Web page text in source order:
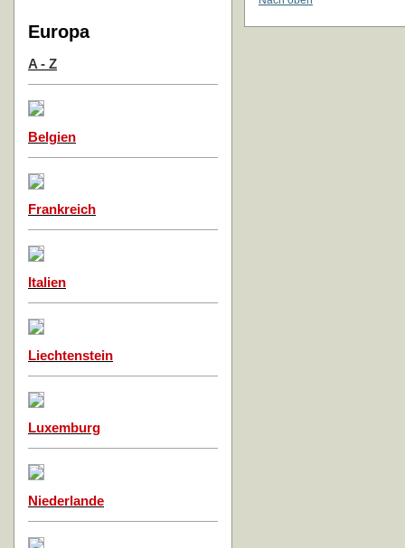
Europa
A - Z
Belgien
Frankreich
Italien
Liechtenstein
Luxemburg
Niederlande